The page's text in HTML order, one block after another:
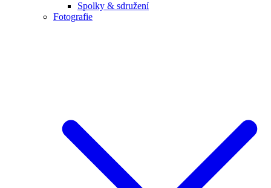
Spolky & sdružení
Fotografie